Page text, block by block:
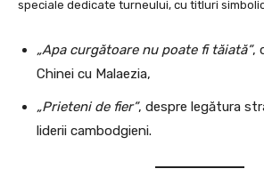
speciale dedicate turneului, cu titluri
„Apa curgătoare nu poate fi tăiată”,
Chinei cu Malaezia,
„Prieteni de fier”, despre legătura
liderii cambodgieni.